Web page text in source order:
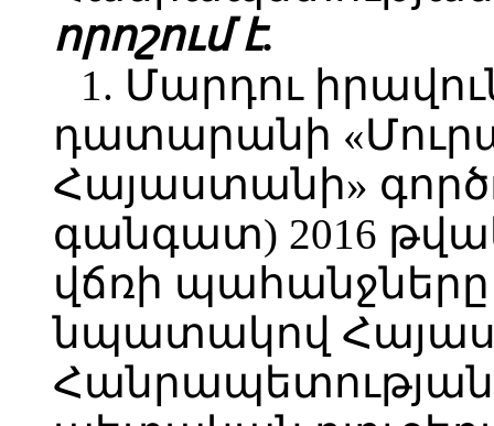
որոշում է.
1. Մարդու
դատարանի
Հայաստանի»
գանգատ) 2016
վճռի
նպատակով
Հանրապետության